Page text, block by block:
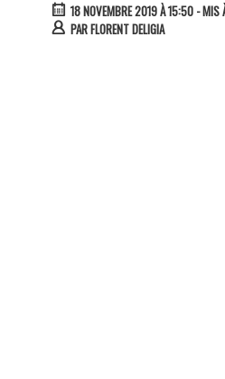
18 NOVEMBRE 2019 À 15:50- MIS
PARFLORENT DELIGIA